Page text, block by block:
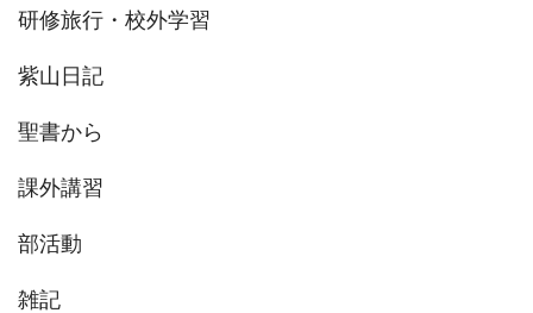
研修旅行・校外学習
紫山日記
聖書から
課外講習
部活動
雑記